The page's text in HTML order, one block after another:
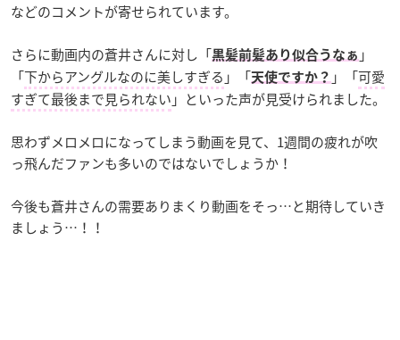
などのコメントが寄せられています。
さらに動画内の蒼井さんに対し「黒髪前髪あり似合うなぁ 」
「下からアングルなのに美しすぎる 」「天使ですか？ 」「可愛
すぎて最後まで見られない 」といった声が見受けられました。
思わずメロメロになってしまう動画を見て、1週間の疲れが吹
っ飛んだファンも多いのではないでしょうか！
今後も蒼井さんの需要ありまくり動画をそっ…と期待していき
ましょう…！！